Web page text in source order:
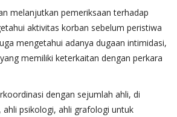
melanjutkan pemeriksaan terhadap
aktivitas korban sebelum peristiwa
mengetahui adanya dugaan intimidasi,
memiliki keterkaitan dengan perkara
dengan sejumlah ahli, di
ahli psikologi, ahli grafologi untuk